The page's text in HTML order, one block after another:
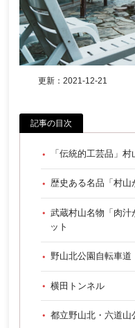
更新：2021-12-21
記事の目次
「伝統的工芸品」
歴史ある名品「村山
武蔵村山名物「肉汁
ット
野山北公園自転車道
横田トンネル
都立野山北・六道山